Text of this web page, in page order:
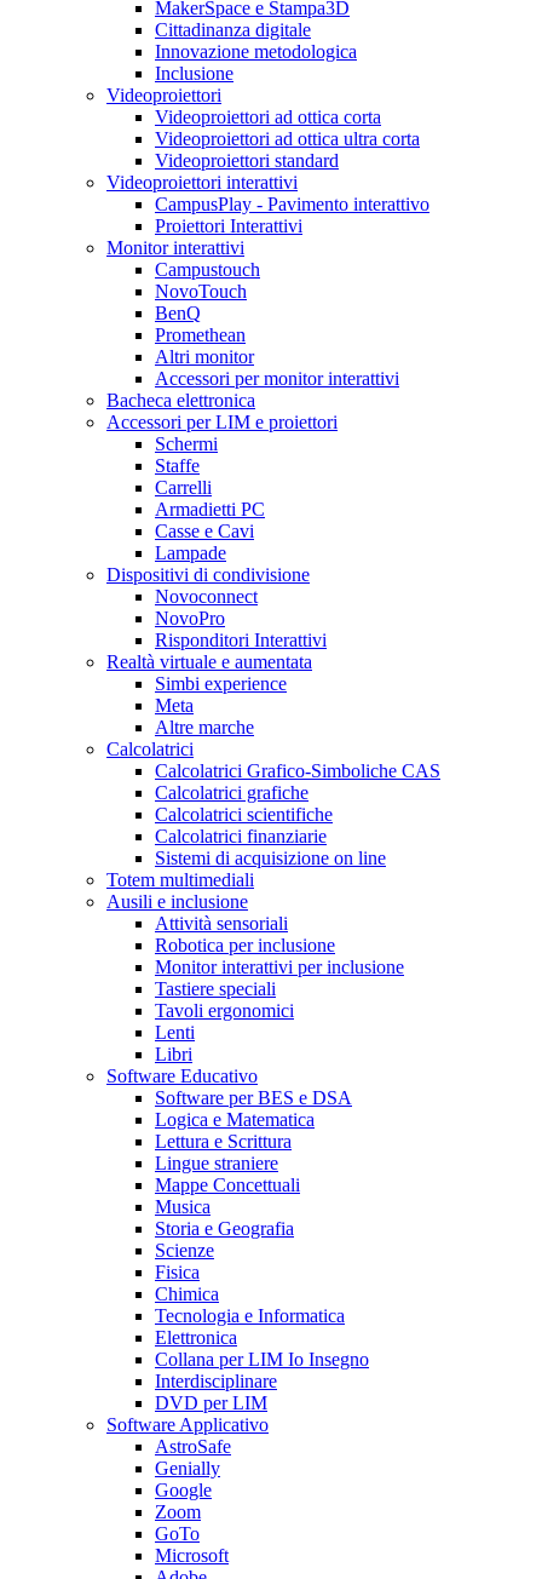
MakerSpace e Stampa3D
Cittadinanza digitale
Innovazione metodologica
Inclusione
Videoproiettori
Videoproiettori ad ottica corta
Videoproiettori ad ottica ultra corta
Videoproiettori standard
Videoproiettori interattivi
CampusPlay - Pavimento interattivo
Proiettori Interattivi
Monitor interattivi
Campustouch
NovoTouch
BenQ
Promethean
Altri monitor
Accessori per monitor interattivi
Bacheca elettronica
Accessori per LIM e proiettori
Schermi
Staffe
Carrelli
Armadietti PC
Casse e Cavi
Lampade
Dispositivi di condivisione
Novoconnect
NovoPro
Risponditori Interattivi
Realtà virtuale e aumentata
Simbi experience
Meta
Altre marche
Calcolatrici
Calcolatrici Grafico-Simboliche CAS
Calcolatrici grafiche
Calcolatrici scientifiche
Calcolatrici finanziarie
Sistemi di acquisizione on line
Totem multimediali
Ausili e inclusione
Attività sensoriali
Robotica per inclusione
Monitor interattivi per inclusione
Tastiere speciali
Tavoli ergonomici
Lenti
Libri
Software Educativo
Software per BES e DSA
Logica e Matematica
Lettura e Scrittura
Lingue straniere
Mappe Concettuali
Musica
Storia e Geografia
Scienze
Fisica
Chimica
Tecnologia e Informatica
Elettronica
Collana per LIM Io Insegno
Interdisciplinare
DVD per LIM
Software Applicativo
AstroSafe
Genially
Google
Zoom
GoTo
Microsoft